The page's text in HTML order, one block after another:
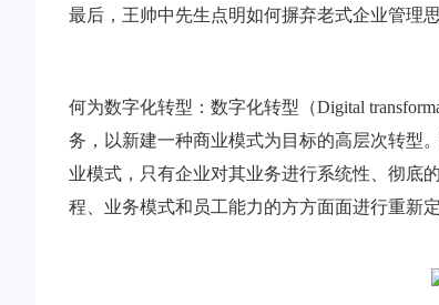
最后，王帅中先生点明如何摒弃老式企业管理
何为数字化转型：数字化转型（Digital
务，以新建一种商业模式为目标的高层次转型
业模式，只有企业对其业务进行系统性、彻
程、业务模式和员工能力的方方面面进行重新